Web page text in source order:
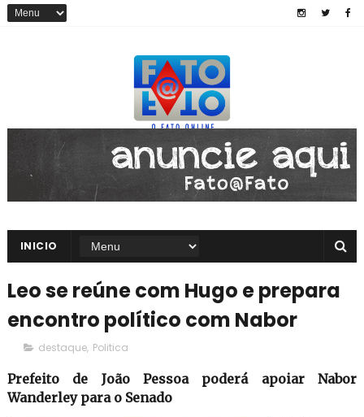
INICIO
Leo se reúne com Hugo e prepara
encontro político com Nabor
destaque, Politica
Prefeito de João Pessoa poderá apoiar Nabor
Wanderley para o Senado